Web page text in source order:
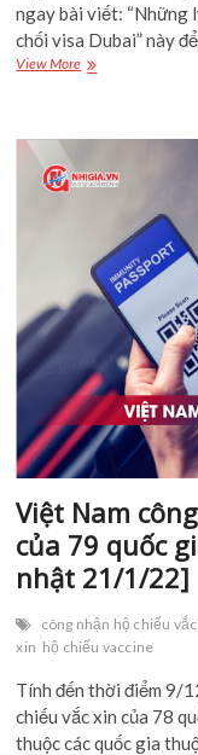
ngay bài viết: “Những
chối visa Dubai” này
View MoreNhững
có
thể
bạn
bị
từ
chối
Dubai
Việt Nam
của 79 quốc
nhật 21/1/22]
công nhận hộ chiếu
xin hộ chiếu vaccine
Tính đến thời điểm 9/
chiếu vắc xin của 78
thuộc các quốc gia